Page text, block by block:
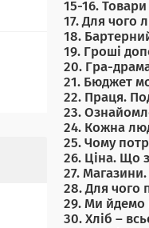
15-16.
17. Для чого
18.
19. Гроші
20. Гра-
21. Бюджет
22. Праця.
23.
24. Кожна
25. Чому
26. Ціна. Що
27.
28. Для чого
29. Ми йдемо
30. Хліб –